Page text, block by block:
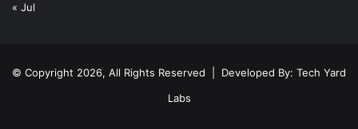
« Jul
© Copyright 2026, All Rights Reserved | Developed By: Tech Yard
Labs